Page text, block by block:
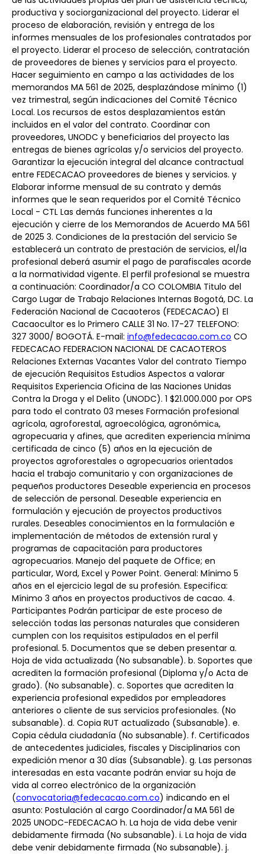
productiva y sociorganizacional del proyecto. Liderar el
proceso de elaboración, revisión y entrega de los
informes mensuales de los profesionales contratados por
el proyecto. Liderar el proceso de selección, contratación
de proveedores de bienes y servicios para el proyecto.
Hacer seguimiento en campo a las actividades de los
memorandos MA 561 de 2025, desplazándose mínimo (1)
vez trimestral, según indicaciones del Comité Técnico
Local. Los recursos de estos desplazamientos están
incluidos en el valor del contrato. Coordinar con
proveedores, UNODC y beneficiarios del proyecto las
entregas de bienes agrícolas y/o servicios del proyecto.
Garantizar la ejecución integral del alcance contractual
entre FEDECACAO proveedores de bienes y servicios. y
Elaborar informe mensual de su contrato y demás
informes que le sean requeridos por el Comité Técnico
Local - CTL Las demás funciones inherentes a la
ejecución y cierre de los Memorandos de Acuerdo MA 561
de 2025 3. Condiciones de la prestación del servicio Se
establecerá un contrato de prestación de servicios, el/la
profesional deberá asumir el pago de parafiscales acorde
a la normatividad vigente. El perfil profesional se muestra
a continuación: Coordinador/a CO COLOMBIA Titulo del
Cargo Lugar de Trabajo Relaciones Internas Bogotá, DC. La
Federación Nacional de Cacaoteros (FEDECACAO) El
Cacaocultor es lo Primero CALLE 31 No. 17-27 TELEFONO:
327 3000/ BOGOTÁ. E-mail: info@fedecacao.com.co CO
FEDECACAO FEDERACION NACIONAL DE CACAOTEROS
Relaciones Externas Vacantes Valor del contrato Tiempo
de ejecución Requisitos Estudios Aspectos a valorar
Requisitos Experiencia Oficina de las Naciones Unidas
Contra la Droga y el Delito (UNODC). 1 $21.000.000 por OPS
para todo el contrato 03 meses Formación profesional
agrícola, agroforestal, agroecológica, agronómicа,
agropecuaria y afines, que acrediten experiencia mínima
certificada de cinco (5) años en la ejecución de
proyectos agroforestales o agropecuarios orientados
hacia el trabajo comunitario y con organizaciones de
pequeños productores Deseable experiencia en procesos
de selección de personal. Deseable experiencia en
formulación y ejecución de proyectos productivos
rurales. Deseables conocimientos en la formulación e
implementación de métodos de extensión rural y
programas de capacitación para productores
agropecuarios. Manejo del paquete de Office; en
particular, Word, Excel y Power Point. General: Mínimo 5
años en el ejercicio legal de su profesión. Especifica:
Mínimo 3 años en proyectos productivos de cacao. 4.
Participantes Podrán participar de este proceso de
selección todas las personas naturales que consideren
cumplen con los requisitos estipulados en el perfil
profesional. 5. Documentos que se deben presentar a.
Hoja de vida actualizada (No subsanable). b. Soportes que
acrediten la formación profesional (Diploma y/o Acta de
grado). (No subsanable). c. Soportes que acrediten la
experiencia profesional expedidos por empleadores
anteriores o cliente de sus servicios profesionales. (No
subsanable). d. Copia RUT actualizado (Subsanable). e.
Copia cédula ciudadanía (No subsanable). f. Certificados
de antecedentes judiciales, fiscales y Disciplinarios con
expedición menor a 30 días (Subsanable). g. Las personas
interesadas en esta vacante podrán enviar su hoja de
vida al correo electrónico de la organización
(convocatoria@fedecacao.com.co) indicando en el
asunto: Postulación al cargo Coordinador/a MA 561 de
2025 UNODC-FEDECACAO h. La hoja de vida debe venir
debidamente firmada (No subsanable). i. La hoja de vida
debe venir debidamente firmada (No subsanable). j.